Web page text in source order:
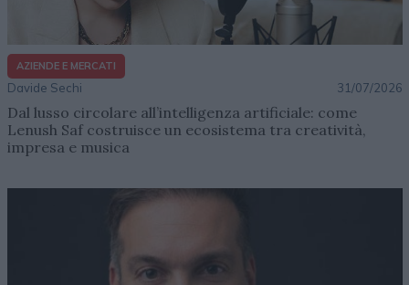
AZIENDE E MERCATI
Davide Sechi 31/07/2026
Dal lusso circolare all’intelligenza artificiale: come
Lenush Saf costruisce un ecosistema tra creatività,
impresa e musica